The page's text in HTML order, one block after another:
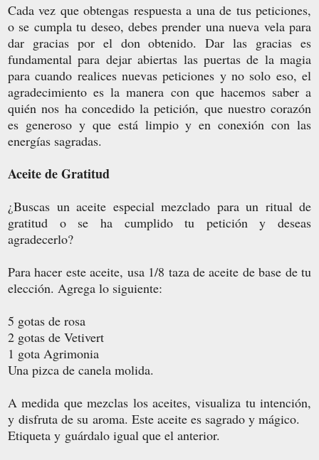
Cada vez que obtengas respuesta a una de tus peticiones,
o se cumpla tu deseo, debes prender una nueva vela para
dar gracias por el don obtenido. Dar las gracias es
fundamental para dejar abiertas las puertas de la magia
para cuando realices nuevas peticiones y no solo eso, el
agradecimiento es la manera con que hacemos saber a
quién nos ha concedido la petición, que nuestro corazón
es generoso y que está limpio y en conexión con las
energías sagradas.
Aceite de Gratitud
¿Buscas un aceite especial mezclado para un ritual de
gratitud o se ha cumplido tu petición y deseas
agradecerlo?
Para hacer este aceite, usa 1/8 taza de aceite de base de tu
elección. Agrega lo siguiente:
5 gotas de rosa
2 gotas de Vetivert
1 gota Agrimonia
Una pizca de canela molida.
A medida que mezclas los aceites, visualiza tu intención,
y disfruta de su aroma. Este aceite es sagrado y mágico.
Etiqueta y guárdalo igual que el anterior.